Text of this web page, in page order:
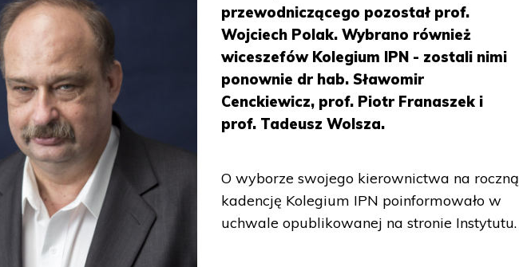
przewodniczącego pozostał prof.
Wojciech Polak. Wybrano również
wiceszefów Kolegium IPN - zostali nimi
ponownie dr hab. Sławomir
Cenckiewicz, prof. Piotr Franaszek i
prof. Tadeusz Wolsza.
O wyborze swojego kierownictwa na roczną
kadencję Kolegium IPN poinformowało w
uchwale opublikowanej na stronie Instytutu.